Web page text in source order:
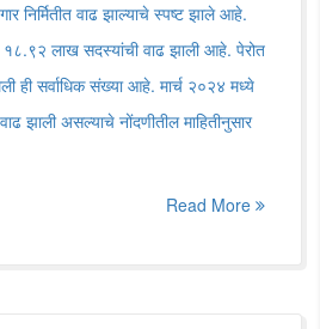
निर्मितीत वाढ झाल्याचे स्पष्ट झाले आहे.
१८.९२ लाख सदस्यांची वाढ झाली आहे. पेरोत
ही सर्वाधिक संख्या आहे. मार्च २०२४ मध्ये
झाली असल्याचे नोंदणीतील माहितीनुसार
Read More